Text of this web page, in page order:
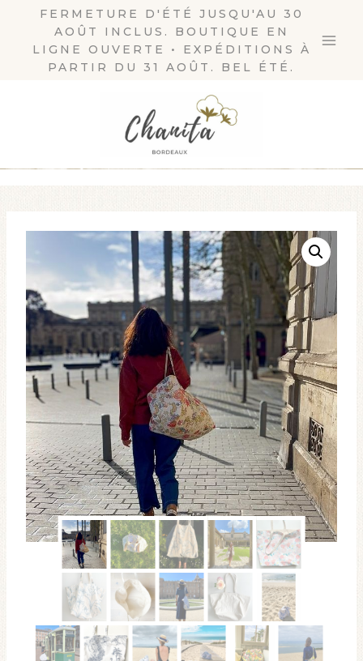
FERMETURE D'ÉTÉ JUSQU'AU 30
AOÛT INCLUS. BOUTIQUE EN
LIGNE OUVERTE • EXPÉDITIONS À
PARTIR DU 31 AOÛT. BEL ÉTÉ.